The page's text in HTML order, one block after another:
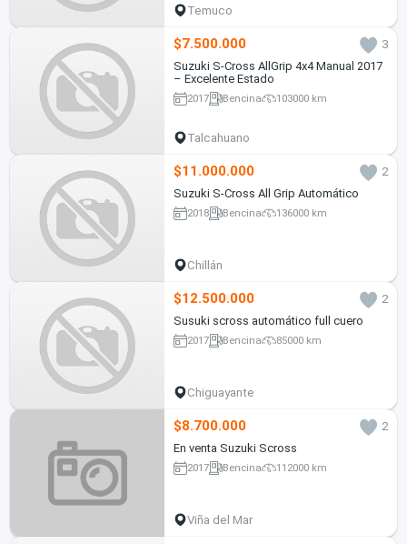
Temuco
$7.500.000
3
Suzuki S-Cross AllGrip 4x4 Manual 2017
– Excelente Estado
2017 Bencina 103000 km
Talcahuano
$11.000.000
2
Suzuki S-Cross All Grip Automático
2018 Bencina 136000 km
Chillán
$12.500.000
2
Susuki scross automático full cuero
2017 Bencina 85000 km
Chiguayante
$8.700.000
2
En venta Suzuki Scross
2017 Bencina 112000 km
Viña del Mar